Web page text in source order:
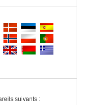
suivants :